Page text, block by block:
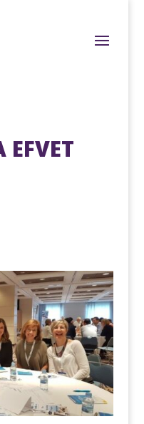
EFVET